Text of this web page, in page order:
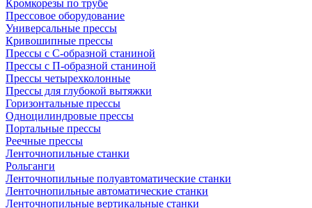
Кромкорезы по трубе
Прессовое оборудование
Универсальные прессы
Кривошипные прессы
Прессы с С-образной станиной
Прессы с П-образной станиной
Прессы четырехколонные
Прессы для глубокой вытяжки
Горизонтальные прессы
Одноцилиндровые прессы
Портальные прессы
Реечные прессы
Ленточнопильные станки
Рольганги
Ленточнопильные полуавтоматические станки
Ленточнопильные автоматические станки
Ленточнопильные вертикальные станки